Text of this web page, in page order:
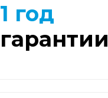
1 год
гарантии